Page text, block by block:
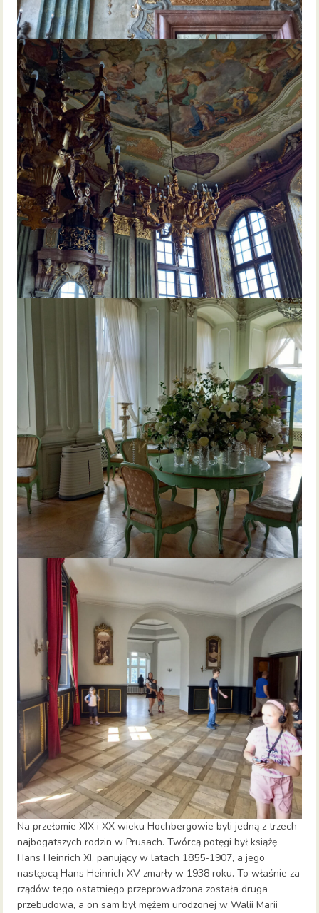
Na przełomie XIX i XX wieku Hochbergowie byli jedną z trzech
najbogatszych rodzin w Prusach. Twórcą potęgi był książę
Hans Heinrich XI, panujący w latach 1855-1907, a jego
następcą Hans Heinrich XV zmarły w 1938 roku. To właśnie za
rządów tego ostatniego przeprowadzona została druga
przebudowa, a on sam był mężem urodzonej w Walii Marii